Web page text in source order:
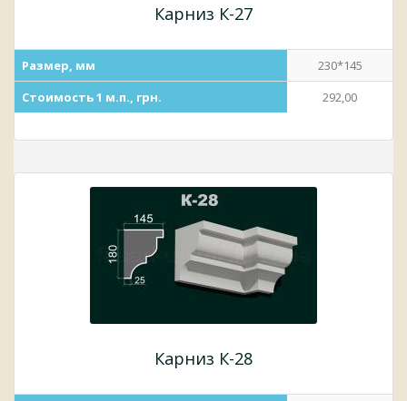
Карниз К-27
Размер, мм
230*145
Стоимость 1 м.п., грн.
292,00
Карниз К-28